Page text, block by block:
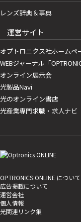
レンズ辞典＆事典
運営サイト
オプトロニクス社ホームペ
WEBジャーナル「
オンライン展示会
光製品Navi
光のオンライン書店
光産業専門求職・求人ナビ
OPTRONICS ONLINE について
広告掲載について
運営会社
個人情報
光関連リンク集